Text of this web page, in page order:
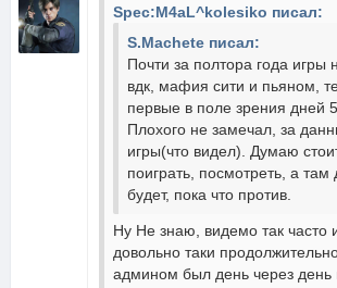
Spec:M4aL^kolesiko писал:
S.Machete писал:
Почти за полтора года игры
вдк, мафия сити и пьяном,
первые в поле зрения дней 5
Плохого не замечал, за
игры(что видел). Думаю
поиграть, посмотреть, а
будет, пока что против.
Ну Не знаю, видемо так часто
довольно таки
админом был день через день